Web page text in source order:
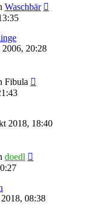
Waschbär
20:28
Fibula
2018, 18:40
doedl
08:38